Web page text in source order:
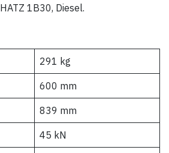
1B30, Diesel.
291 kg
600 mm
839 mm
45 kN